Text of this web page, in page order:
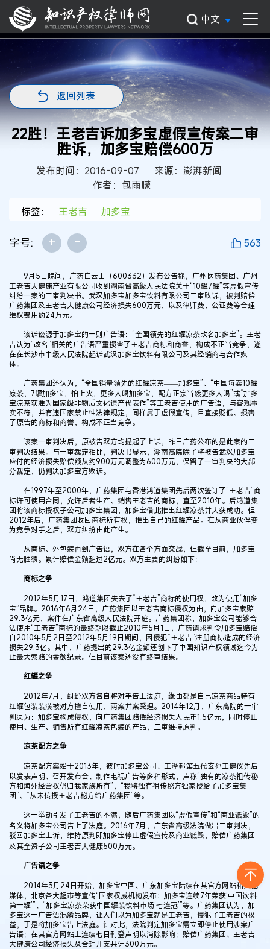
中文
返回列表
22胜！王老吉诉加多宝虚假宣传案二审
胜诉，加多宝赔偿600万
发布时间：2016-09-07
来源：澎湃新闻
作者：包雨朦
标签：
王老吉 加多宝
字号: + - 563
9月5日晚间，广药白云山（600332）发布公告称，广州医药集团、广州
王老吉大健康产业有限公司收到湖南省高级人民法院关于“10罐7罐”等虚假宣传
纠纷一案的二审判决书。武汉加多宝加多宝饮料有限公司二审败诉，被判赔偿
广药集团及王老吉大健康公司经济损失600万元，以及律师费、公证费等合理
维权费用约24万元。
该诉讼源于加多宝的一则广告语：“全国领先的红罐凉茶改名加多宝”。王老
吉认为“改名”相关的广告语严重损害了王老吉商标和商誉，构成不正当竞争，遂
在在长沙市中级人民法院起诉武汉加多宝饮料有限公司及其经销商与合作媒
体。
广药集团还认为，“全国销量领先的红罐凉茶——加多宝”、“中国每卖10罐
凉茶，7罐加多宝，怕上火，更多人喝加多宝，配方正宗当然更多人喝”或“加多
宝凉茶获准为国家级非物质文化遗产代表作”等王老吉使用的广告语，与客观事
实不符，并有违国家禁止性法律规定，同样属于虚假宣传，且直接贬低、损害
了原告的商标和商誉，构成不正当竞争。
该案一审判决后，原被告双方均提起了上诉，昨日广药公布的是此案的二
审判决结果。与一审裁定相比，判决书显示，湖南高院除了将被告武汉加多宝
应付的经济损失赔偿额从约900万元调整为600万元，保留了一审判决的大部
分裁定，仍判决加多宝方败诉。
在1997年至2000年，广药集团与香港鸿道集团先后两次签订了“王老吉”商
标许可使用合同，允许后者生产、销售王老吉的商标，直至2010年。后鸿道集
团将该商标授权子公司加多宝集团，加多宝借此推出红罐凉茶并大获成功。但
2012年后，广药集团收回商标所有权，推出自己的红罐产品。在从商业伙伴变
为竞争对手之后，双方纠纷由此产生。
从商标、外包装再到广告语，双方在各个方面交战，但截至目前，加多宝
尚无胜绩。累计赔偿金额超过2亿元。双方主要的纠纷如下：
商标之争
2012年5月17日，鸿道集团失去了“王老吉”商标的使用权，改为使用“加多
宝”品牌。2016年6月24日，广药集团以王老吉商标侵权为由，向加多宝索赔
29.3亿元，案件在广东省高级人民法院开庭。广药集团称，加多宝公司能够合
法使用“王老吉”商标的最终期限截止2010年5月1日，广药请求判令加多宝赔偿
自2010年5月2日至2012年5月19日期间，因侵犯“王老吉”注册商标造成的经济
损失29.3亿。其中，广药提出的29.3亿金额还创下了中国知识产权领域迄今为
止最大索赔的金额纪录。但目前该案还没有终审结果。
红罐之争
2012年7月，纠纷双方各自将对手告上法庭，缘由都是自己凉茶商品特有
红罐包装装潢被对方擅自使用，两案并案受理。2014年12月，广东高院的一审
判决为：加多宝构成侵权，向广药集团赔偿经济损失人民币1.5亿元，同时停止
使用、生产、销售所有红罐凉茶包装的产品，二审维持原判。
凉茶配方之争
凉茶配方案始于2013年，彼时加多宝公司、王泽邦第五代玄孙王健仪先后
以发表声明、召开发布会、制作电视广告等多种形式，声称“独有的凉茶祖传秘
方和海外经营权仍归我家族所有”，“我将独有祖传秘方独家授给了加多宝集
团”、“从未传授王老吉秘方给广药集团”等。
这一举动引发了王老吉的不满，随后广药集团以“虚假宣传”和“商业诋毁”的
名义将加多宝公司告上了法庭。2016年7月，广东省高级法院做出二审判决，
驳回加多宝上诉，维持原判即加多宝停止虚假宣传及商业诋毁，赔偿广药集团
及其全资子公司王老吉大健康500万元。
广告语之争
2014年3月24日开始，加多宝中国、广东加多宝陆续在其官方网站和其他
媒体，北京各大超市等宣传“国家权威机构发布：加多宝连续7年荣获‘中国饮料
第一罐’”、“加多宝凉茶荣获中国罐装饮料市场‘七连冠’”等。广药集团认为，加
多宝这一广告语混淆品牌，让人们以为加多宝就是王老吉，侵犯了王老吉的权
益，于是将加多宝告上法庭。针对此，法院判定加多宝需立即停止使用涉案广
告语；在其官方网站上连续七日刊登声明以消除影响；赔偿广药集团、王老吉
大健康公司经济损失及合理开支共计300万元。